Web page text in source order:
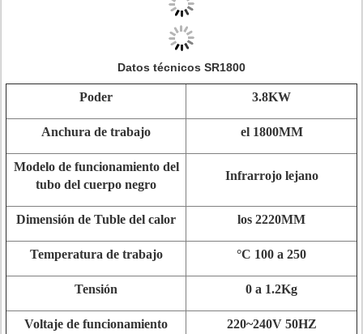
Datos técnicos SR1800
Poder 3.8KW
Anchura de trabajo el 1800MM
Modelo de funcionamiento del
tubo del cuerpo negro
Infrarrojo lejano
Dimensión de Tuble del calor los 2220MM
Temperatura de trabajo °C 100 a 250
Tensión 0 a 1.2Kg
Voltaje de funcionamiento
220~240V 50HZ